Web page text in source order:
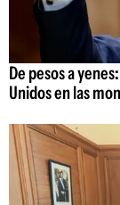
De pesos a
Unidos en las